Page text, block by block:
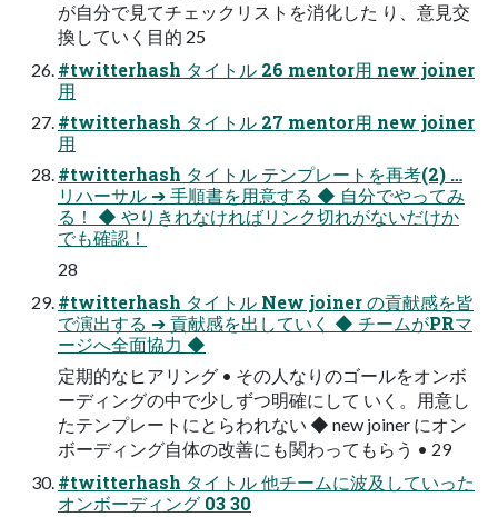
が自分で見てチェックリストを消化した り、意見交
換していく目的 25
#twitterhash タイトル 26 mentor用 new joiner
用
#twitterhash タイトル 27 mentor用 new joiner
用
#twitterhash タイトル テンプレートを再考(2) …
リハーサル ➔ 手順書を用意する ◆ 自分でやってみ
る！ ◆ やりきれなければリンク切れがないだけか
でも確認！
28
#twitterhash タイトル New joiner の貢献感を皆
で演出する ➔ 貢献感を出していく ◆ チームがPRマ
ージへ全面協力 ◆
定期的なヒアリング • その人なりのゴールをオンボ
ーディングの中で少しずつ明確にして いく。用意し
たテンプレートにとらわれない ◆ new joiner にオン
ボーディング自体の改善にも関わってもらう • 29
#twitterhash タイトル 他チームに波及していった
オンボーディング 03 30